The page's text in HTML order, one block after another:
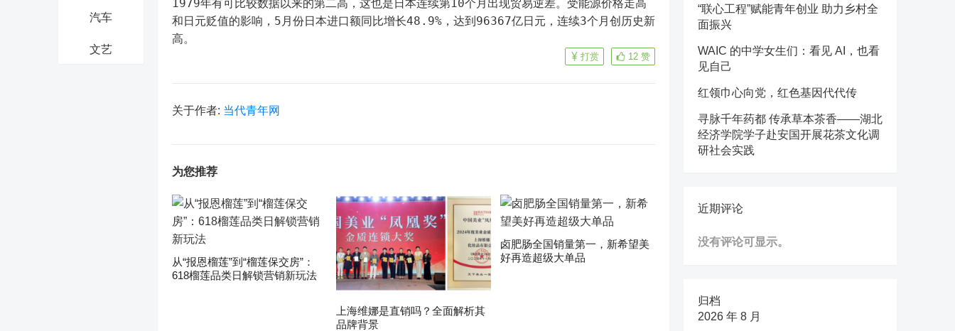
汽车
文艺
1979年有可比较数据以来的第二高，这也是日本连续第10个月出现贸易逆差。受能源价格走高
和日元贬值的影响，5月份日本进口额同比增长48.9%，达到96367亿日元，连续3个月创历史新
高。
12 赞
打赏
关于作者: 当代青年网
为您推荐
从“报恩榴莲”到“榴莲保交房”：
618榴莲品类日解锁营销新玩法
上海维娜是直销吗？全面解析其
品牌背景
卤肥肠全国销量第一，新希望美
好再造超级大单品
“联心工程”赋能青年创业 助力乡村全
面振兴
WAIC 的中学女生们：看见 AI，也看
见自己
红领巾心向党，红色基因代代传
寻脉千年药都 传承草本茶香——湖北
经济学院学子赴安国开展花茶文化调
研社会实践
近期评论
没有评论可显示。
归档
2026 年 8 月